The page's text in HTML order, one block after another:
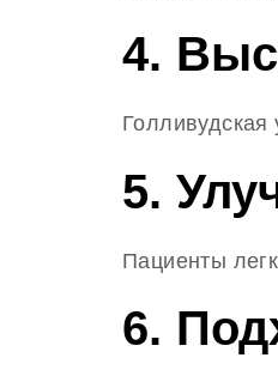
4.
5.
Пациенты
6.